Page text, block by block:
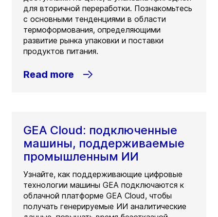
для вторичной переработки. Познакомьтесь
с основными тенденциями в области
термоформования, определяющими
развитие рынка упаковки и поставки
продуктов питания.
Read more
GEA Cloud: подключенные
машины, поддерживаемые
промышленным ИИ
Узнайте, как поддерживающие цифровые
технологии машины GEA подключаются к
облачной платформе GEA Cloud, чтобы
получать генерируемые ИИ аналитические